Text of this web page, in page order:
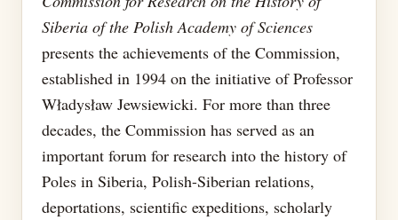
Siberia of the Polish Academy of Sciences
presents the achievements of the Commission,
established in 1994 on the initiative of Professor
Władysław Jewsiewicki. For more than three
decades, the Commission has served as an
important forum for research into the history of
Poles in Siberia, Polish-Siberian relations,
deportations, scientific expeditions, scholarly